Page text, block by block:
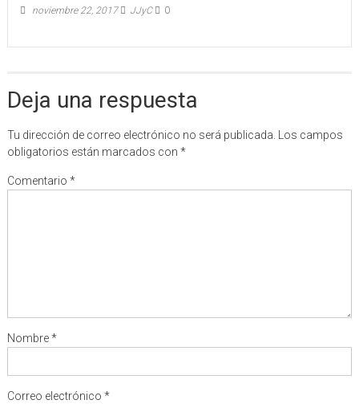
noviembre 22, 2017 JJyC 0
Deja una respuesta
Tu dirección de correo electrónico no será publicada. Los campos
obligatorios están marcados con *
Comentario *
Nombre*
Correo electrónico *